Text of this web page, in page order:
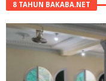
8 TAHUN BAKABA.NET